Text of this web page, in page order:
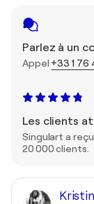
Parlez à un
Appel +33 1 76
Les clients
Singulart a
20 000 clients.